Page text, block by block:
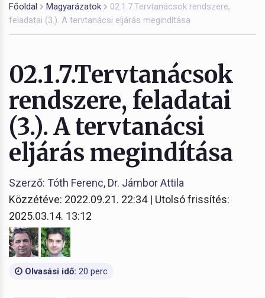
Főoldal Magyarázatok
02.1.7.Tervtanácsok rendszere,
feladatai (3.). A tervtanácsi eljárás megindítása
02.1.7.Tervtanácsok
rendszere, feladatai
(3.). A tervtanácsi
eljárás megindítása
Szerző: Tóth Ferenc, Dr. Jámbor Attila
Közzétéve: 2022.09.21. 22:34 | Utolsó frissítés:
2025.03.14. 13:12
Olvasási idő: 20 perc